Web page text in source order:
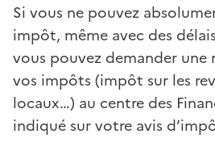
Si vous ne pouvez
impôt, même avec des
vous pouvez demander une
vos impôts (impôt sur les
locaux…) au centre des
indiqué sur votre avis